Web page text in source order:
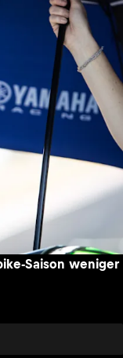
Saison weniger